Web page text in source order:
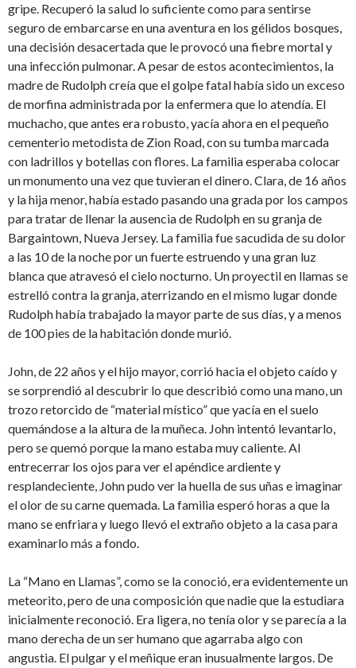
gripe. Recuperó la salud lo suficiente como para sentirse
seguro de embarcarse en una aventura en los gélidos bosques,
una decisión desacertada que le provocó una fiebre mortal y
una infección pulmonar. A pesar de estos acontecimientos, la
madre de Rudolph creía que el golpe fatal había sido un exceso
de morfina administrada por la enfermera que lo atendía. El
muchacho, que antes era robusto, yacía ahora en el pequeño
cementerio metodista de Zion Road, con su tumba marcada
con ladrillos y botellas con flores. La familia esperaba colocar
un monumento una vez que tuvieran el dinero. Clara, de 16 años
y la hija menor, había estado pasando una grada por los campos
para tratar de llenar la ausencia de Rudolph en su granja de
Bargaintown, Nueva Jersey. La familia fue sacudida de su dolor
a las 10 de la noche por un fuerte estruendo y una gran luz
blanca que atravesó el cielo nocturno. Un proyectil en llamas se
estrelló contra la granja, aterrizando en el mismo lugar donde
Rudolph había trabajado la mayor parte de sus días, y a menos
de 100 pies de la habitación donde murió.
John, de 22 años y el hijo mayor, corrió hacia el objeto caído y
se sorprendió al descubrir lo que describió como una mano, un
trozo retorcido de “material místico” que yacía en el suelo
quemándose a la altura de la muñeca. John intentó levantarlo,
pero se quemó porque la mano estaba muy caliente. Al
entrecerrar los ojos para ver el apéndice ardiente y
resplandeciente, John pudo ver la huella de sus uñas e imaginar
el olor de su carne quemada. La familia esperó horas a que la
mano se enfriara y luego llevó el extraño objeto a la casa para
examinarlo más a fondo.
La “Mano en Llamas”, como se la conoció, era evidentemente un
meteorito, pero de una composición que nadie que la estudiara
inicialmente reconoció. Era ligera, no tenía olor y se parecía a la
mano derecha de un ser humano que agarraba algo con
angustia. El pulgar y el meñique eran inusualmente largos. De